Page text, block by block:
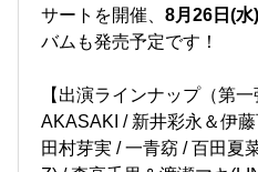
サートを開催、 8月26日(水)
バムも発売予定です！
【出演ラインナップ（第一
AKASAKI / 新井彩永＆伊
田村芽実 / 一青窈 / 百田夏